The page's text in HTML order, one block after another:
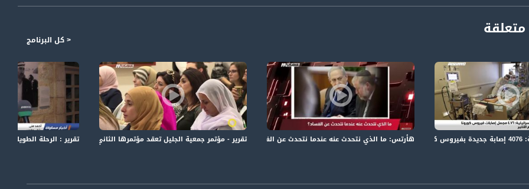
< كل البرنامج
تقرير : الرحلة الطويلة.. صور
تقرير - مؤتمر جمعية الجليل تعقد مؤتمرها الثاني للأبحاث - بليغ صلادين - صباحنا غير -هأرتس: ما الذي نتحدث عنه عندما نتحدث عن الفساد؟، الكاملة ،مترو الصحافة،9.3.2018، قناة مساواة